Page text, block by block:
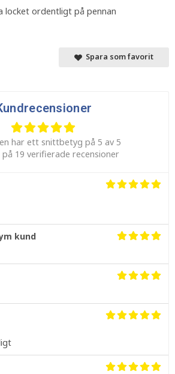
ordentligt på pennan
Spara som favorit
har ett snittbetyg på 5 av 5
19 verifierade recensioner
kund